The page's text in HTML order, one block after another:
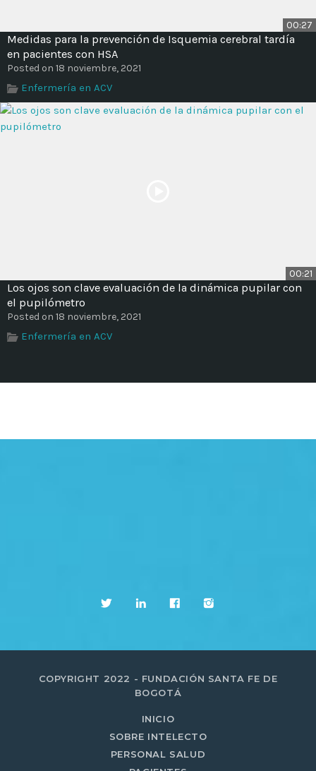
00:27
Medidas para la prevención de Isquemia cerebral tardía
en pacientes con HSA
Posted on 18 noviembre, 2021
Enfermería en ACV
00:21
Los ojos son clave evaluación de la dinámica pupilar con
el pupilómetro
Posted on 18 noviembre, 2021
Enfermería en ACV
COPYRIGHT 2022 - FUNDACIÓN SANTA FE DE
BOGOTÁ
INICIO
SOBRE INTELECTO
PERSONAL SALUD